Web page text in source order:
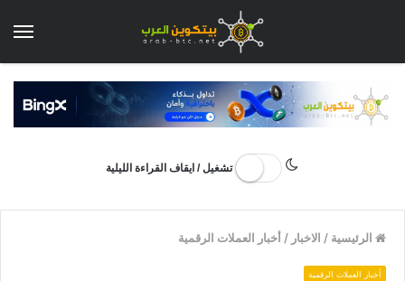
تشغيل / ايقاف القراءة الليلية
الرئيسية / الاخبار /أخبار العملات الرقمية
أخبار العملات الرقمية